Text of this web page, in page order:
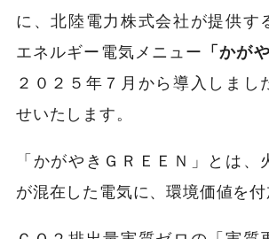
に、北陸電力株式会社が提供す
エネルギー電気メニュー 「かが
２０２５年７月から導入しまし
せいたします。
「かがやきＧＲＥＥＮ」とは、
が混在した電気に、環境価値を